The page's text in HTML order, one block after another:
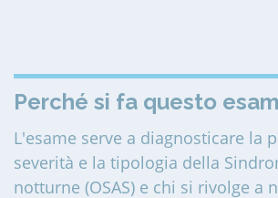
Perché si fa questo
L'esame serve a diagnosticare la
severità e la tipologia della
notturne (OSAS) e chi si rivolge a